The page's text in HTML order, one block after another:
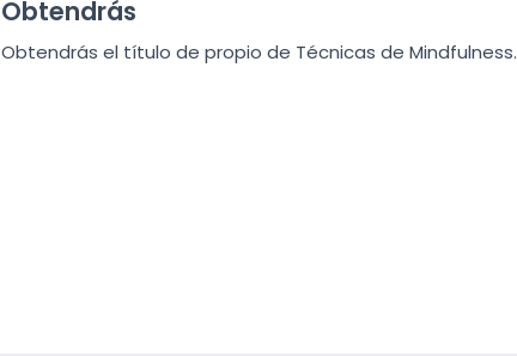
Obtendrás
Obtendrás el título de propio de Técnicas de Mindfulness.